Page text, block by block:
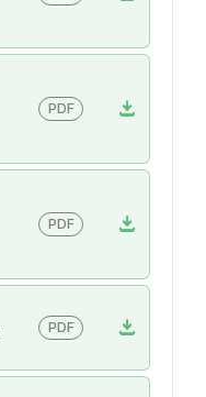
download
PDF
download
PDF
download
PDF